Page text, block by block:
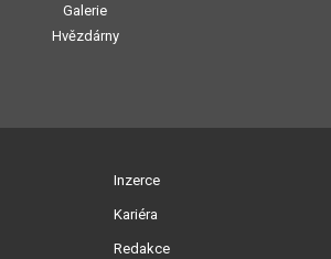
Galerie
Hvězdárny
Inzerce
Kariéra
Redakce